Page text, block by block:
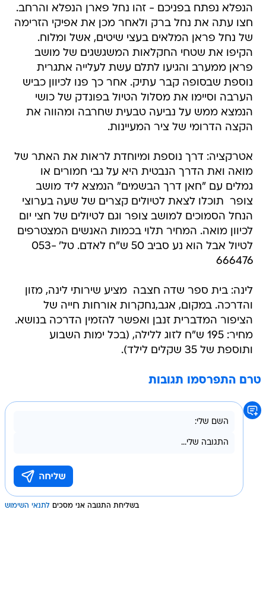
הנפלא נפתח בפניכם - זהו נחל פארן הנפלא והרחב.
חצו עתה את נחל ברק ולאחר מכן את אפיקי הזרימה
של נחל פראן המלאים בעצי שיטים, אשל ומלוח.
הקיפו את שטחי החקלאות המשגשגים של מושב
פראן ממערב והגיעו לתלם עשת לעלייה אתגרית
נוספת שבסופה קבר עתיק. אחר כך פנו לכיוון כביש
הערבה וסיימו את מסלול הטיול בפונדק של כושי
הנמצא ממש על נביעה טבעית שחרבה ומהווה את
הקצה הדרומי של ציר המעיינות.
אטרקציה: דרך נוספת ומיוחדת לראות את האתר של
מואה ואת הדרך הנבטית היא על גבי חמורים או
גמלים עם "חאן דרך הבשמים" הנמצא ליד מושב
צופר  תוכלו לצאת לטיולים קצרים של שעה בערוצי
הנחל הסמוכים למושב צופר וגם לטיולים של חצי יום
לכיוון מואה. המחיר תלוי בכמות האנשים המצטרפים
לטיול אבל הוא נע סביב 50 ש"ח לאדם. טל' 053-
666476
לינה: בית ספר שדה חצבה  מציע שירותי לינה, מזון
והדרכה. במקום, אגב,נחקרות אורחות חייה של
הציפור המדברית זנבן ואפשר להזמין הדרכה בנושא.
מחיר: 195 ש"ח לזוג ללילה, (בכל ימות השבוע
ותוספת של 35 שקלים לילד).
טרם התפרסמו תגובות
בשליחת התגובה אני מסכים לתנאי השימוש